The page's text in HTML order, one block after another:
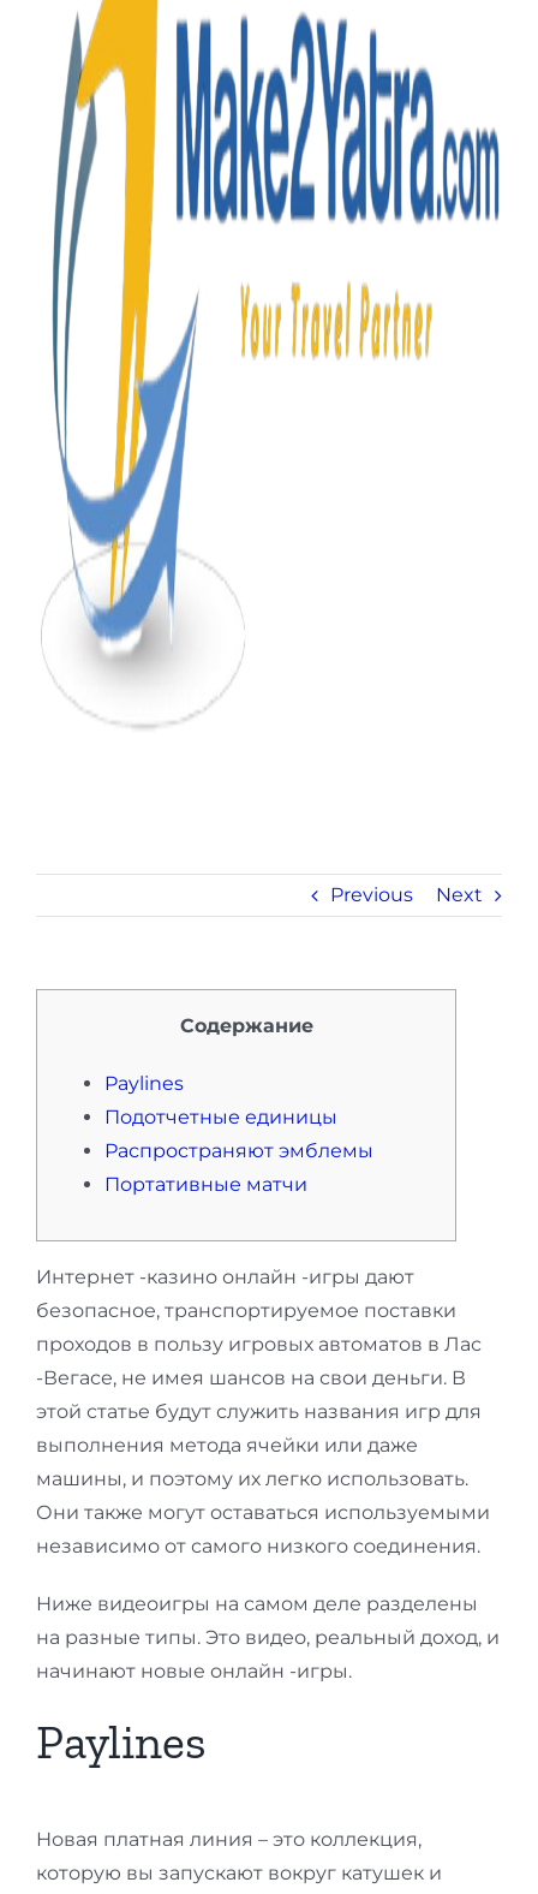
Previous Next
Содержание
Paylines
Подотчетные единицы
Распространяют эмблемы
Портативные матчи
Интернет -казино онлайн -игры дают
безопасное, транспортируемое поставки
проходов в пользу игровых автоматов в Лас
-Вегасе, не имея шансов на свои деньги. В
этой статье будут служить названия игр для
выполнения метода ячейки или даже
машины, и поэтому их легко использовать.
Они также могут оставаться используемыми
независимо от самого низкого соединения.
Ниже видеоигры на самом деле разделены
на разные типы. Это видео, реальный доход, и
начинают новые онлайн -игры.
Paylines
Новая платная линия – это коллекция,
которую вы запускают вокруг катушек и